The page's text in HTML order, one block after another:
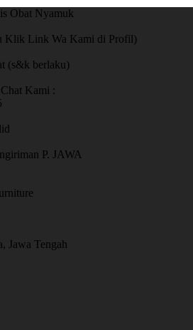
Obat Nyamuk
Klik Link Wa Kami di Profil)
(s&k berlaku)
Kami :
P. JAWA
Jawa Tengah